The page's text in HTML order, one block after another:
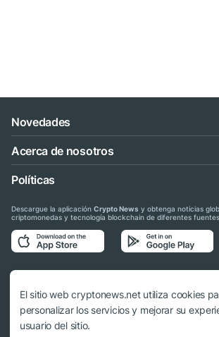
Novedades
Acerca de nosotros
Políticas
Descargue la aplicación Crypto News y obtenga noticias
criptomonedas y tecnología blockchain de diferentes
Síganos en las redes sociales
El sitio web cryptonews.net utiliza cookies
personalizar los servicios y mejorar su
usuario del sitio.